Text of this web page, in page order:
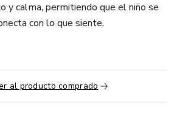
y calma, permitiendo que el niño se
con lo que siente.
al producto comprado